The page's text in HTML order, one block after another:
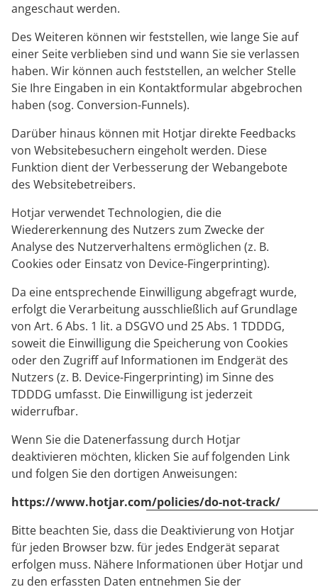
angeschaut werden.
Des Weiteren können wir feststellen, wie lange Sie auf
einer Seite verblieben sind und wann Sie sie verlassen
haben. Wir können auch feststellen, an welcher Stelle
Sie Ihre Eingaben in ein Kontaktformular abgebrochen
haben (sog. Conversion-Funnels).
Darüber hinaus können mit Hotjar direkte Feedbacks
von Websitebesuchern eingeholt werden. Diese
Funktion dient der Verbesserung der Webangebote
des Websitebetreibers.
Hotjar verwendet Technologien, die die
Wiedererkennung des Nutzers zum Zwecke der
Analyse des Nutzerverhaltens ermöglichen (z. B.
Cookies oder Einsatz von Device-Fingerprinting).
Da eine entsprechende Einwilligung abgefragt wurde,
erfolgt die Verarbeitung ausschließlich auf Grundlage
von Art. 6 Abs. 1 lit. a DSGVO und 25 Abs. 1 TDDDG,
soweit die Einwilligung die Speicherung von Cookies
oder den Zugriff auf Informationen im Endgerät des
Nutzers (z. B. Device-Fingerprinting) im Sinne des
TDDDG umfasst. Die Einwilligung ist jederzeit
widerrufbar.
Wenn Sie die Datenerfassung durch Hotjar
deaktivieren möchten, klicken Sie auf folgenden Link
und folgen Sie den dortigen Anweisungen:
https://www.hotjar.com/policies/do-not-track/
Bitte beachten Sie, dass die Deaktivierung von Hotjar
für jeden Browser bzw. für jedes Endgerät separat
erfolgen muss. Nähere Informationen über Hotjar und
zu den erfassten Daten entnehmen Sie der